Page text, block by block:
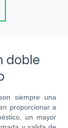
doble
siempre una
proporcionar a
un mayor